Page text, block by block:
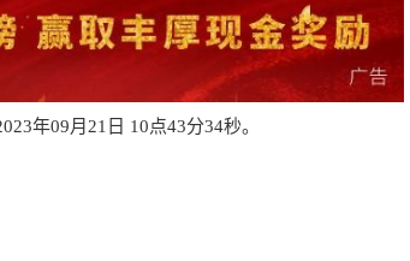
年09月21日 10点43分34秒。